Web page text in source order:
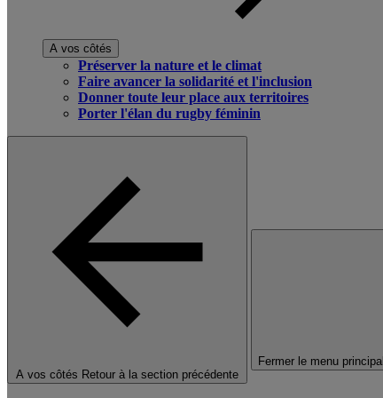
A vos côtés
Préserver la nature et le climat
Faire avancer la solidarité et l'inclusion
Donner toute leur place aux territoires
Porter l'élan du rugby féminin
A vos côtés Retour à la section précédente
Fermer le menu principal